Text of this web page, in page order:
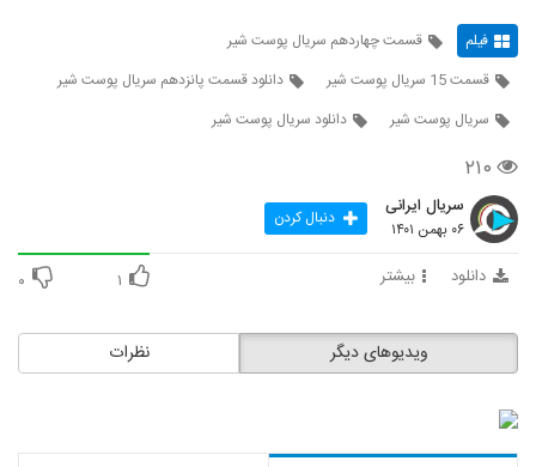
فیلم
قسمت چهاردهم سریال پوست شیر
قسمت 15 سریال پوست شیر
دانلود قسمت پانزدهم سریال پوست شیر
سریال پوست شیر
دانلود سریال پوست شیر
۲۱۰
سریال ایرانی
۰۶ بهمن ۱۴۰۱ دنبال کردن
دانلود بیشتر ۱ ۰
نظرات ویدیوهای دیگر